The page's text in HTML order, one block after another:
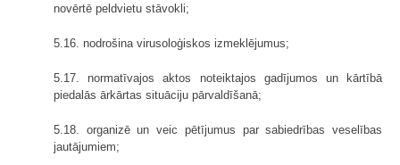
novērtē peldvietu stāvokli;
5.16. nodrošina virusoloģiskos izmeklējumus;
5.17. normatīvajos aktos noteiktajos gadījumos un kārtībā
piedalās ārkārtas situāciju pārvaldīšanā;
5.18. organizē un veic pētījumus par sabiedrības veselības
jautājumiem;